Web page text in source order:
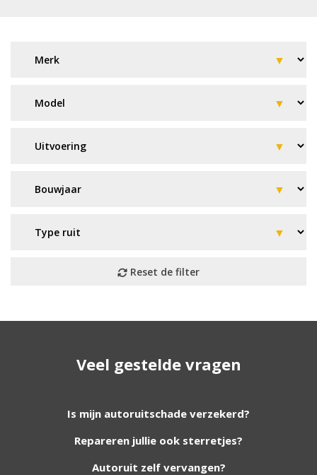
verder!
Wij zijn continu bezig met het toevoegen van
ruit er niet tussen? Grote kans dat wij deze wel
hebben. Vul het formulier in en wij nemen
Veel gestelde vragen
Is mijn autoruitschade verzekerd?
Repareren jullie ook sterretjes?
Autoruit zelf vervangen?